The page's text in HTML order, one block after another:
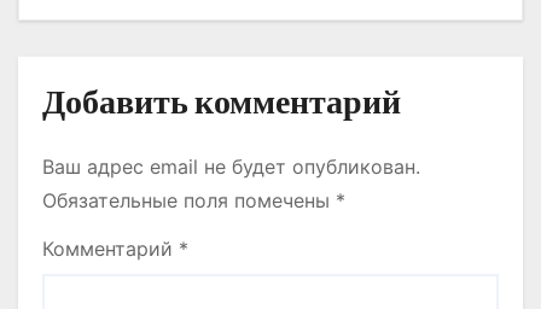
м
Добавить комментарий
Ваш адрес email не будет опубликован.
Обязательные поля помечены *
Комментарий *